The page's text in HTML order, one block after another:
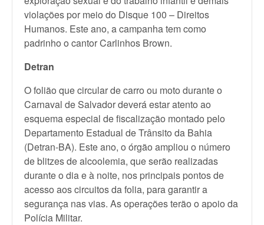
violações por meio do Disque 100 – Direitos
Humanos. Este ano, a campanha tem como
padrinho o cantor Carlinhos Brown.
Detran
O folião que circular de carro ou moto durante o
Carnaval de Salvador deverá estar atento ao
esquema especial de fiscalização montado pelo
Departamento Estadual de Trânsito da Bahia
(Detran-BA). Este ano, o órgão ampliou o número
de blitzes de alcoolemia, que serão realizadas
durante o dia e à noite, nos principais pontos de
acesso aos circuitos da folia, para garantir a
segurança nas vias. As operações terão o apoio da
Polícia Militar.